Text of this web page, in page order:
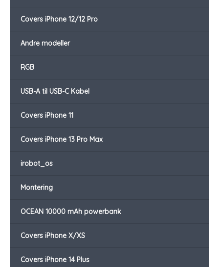
Covers iPhone 12/12 Pro
Andre modeller
RGB
USB-A til USB-C Kabel
Covers iPhone 11
Covers iPhone 13 Pro Max
irobot_os
Montering
OCEAN 10000 mAh powerbank
Covers iPhone X/XS
Covers iPhone 14 Plus